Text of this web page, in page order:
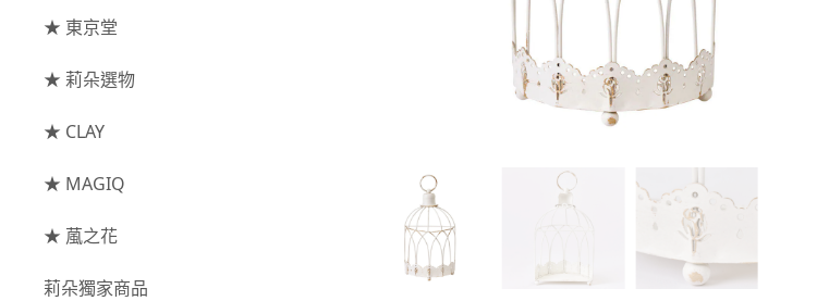
- 迷你玫瑰
- 庭園玫瑰
- 其他玫瑰
主花
菊花
原色
枝條
果實
捧花架⧸吊架
藤圈⧸注連繩
提籃
資材
★ 東京堂
★ 莉朵選物
★ CLAY
★ MAGIQ
★ 葻之花
莉朵獨家商品